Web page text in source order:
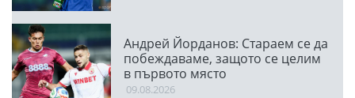
Андрей Йорданов: Стараем се да
побеждаваме, защото се целим
в първото място
09.08.2026